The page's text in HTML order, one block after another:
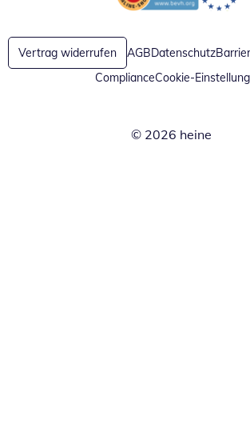
Öffnet in neuem Fenster
Öffnet
Vertrag widerrufen AGBDatenschutz
ComplianceCookie-
© 2026 heine